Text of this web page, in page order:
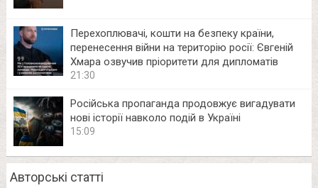
Перехоплювачі, кошти на безпеку країни,
перенесення війни на територію росії: Євгеній
Хмара озвучив пріоритети для дипломатів
21:30
Російська пропаганда продовжує вигадувати
нові історії навколо подій в Україні
15:09
Авторські статті